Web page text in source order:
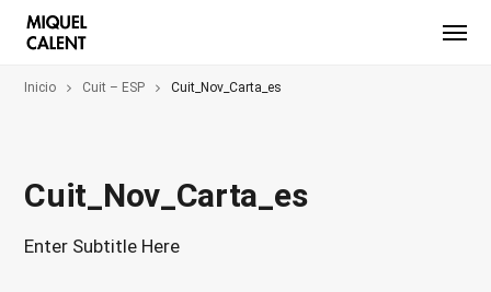
Inicio Cuit – ESP Cuit_Nov_Carta_es
Cuit_Nov_Carta_es
Enter Subtitle Here